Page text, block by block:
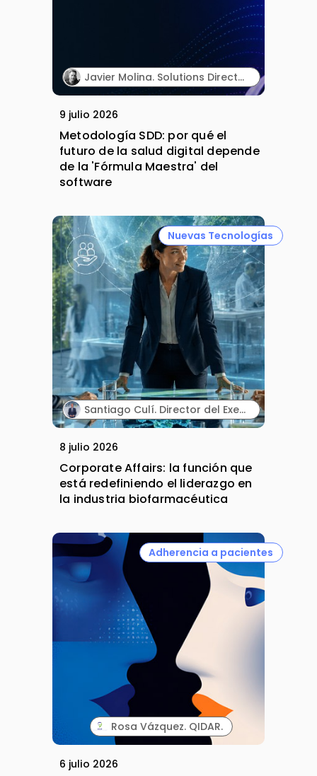
Javier Molina. Solutions Director. Sngular.
9 julio 2026
Metodología SDD: por qué el
futuro de la salud digital depende
de la 'Fórmula Maestra' del
software
Nuevas Tecnologías
Santiago Culí. Director del Executive Program en Asuntos Públicos y Comunicación en la Industria Farmacéutica de Cesif.
8 julio 2026
Corporate Affairs: la función que
está redefiniendo el liderazgo en
la industria biofarmacéutica
Adherencia a pacientes
Rosa Vázquez. QIDAR.
6 julio 2026